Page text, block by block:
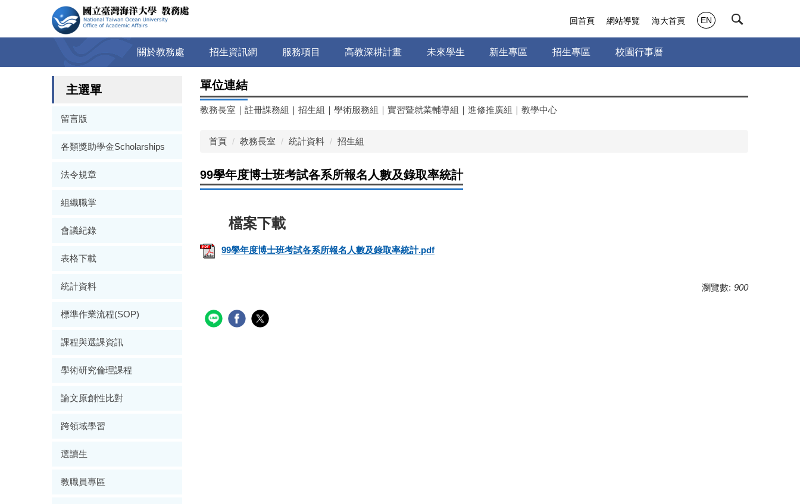
關於教務處 招生資訊網 服務項目 高教深耕計畫 未來學生 新生專區 招生專區 校園行事曆
回首頁 網站導覽 海大首頁 EN
主選單
留言版
各類獎助學金Scholarships
法令規章
組織職掌
會議紀錄
表格下載
統計資料
標準作業流程(SOP)
課程與選課資訊
學術研究倫理課程
論文原創性比對
跨領域學習
選讀生
教職員專區
單位連結
教務長室 ｜ 註冊課務組 ｜ 招生組 ｜ 學術服務組 ｜ 實習暨就業輔導組 ｜ 進修推廣組 ｜ 教學中心
首頁 教務長室 統計資料 招生組
99學年度博士班考試各系所報名人數及錄取率統計
99學年度博士班考試各系所報名人數及錄取率統計.pdf
瀏覽數: 900